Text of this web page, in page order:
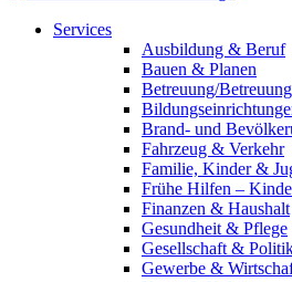
Services
Ausbildung & Beruf
Bauen & Planen
Betreuung/
Brand- und
Fahrzeug & Verkehr
Familie, Kinder &
Frühe Hilfen –
Finanzen & Haushalt
Gesundheit & Pflege
Gesellschaft &
Gewerbe &